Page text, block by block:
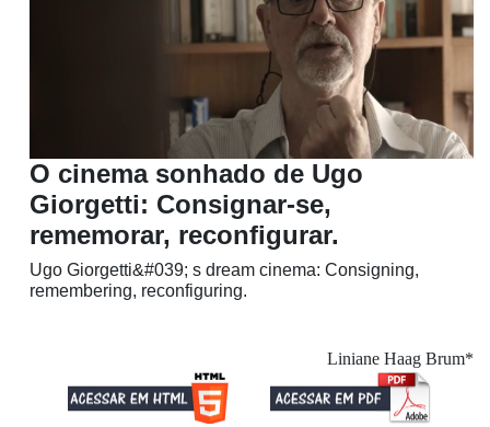
O cinema sonhado de Ugo
Giorgetti: Consignar-se,
rememorar, reconfigurar.
Ugo Giorgetti&#039; s dream cinema: Consigning,
remembering, reconfiguring.
Liniane Haag Brum*